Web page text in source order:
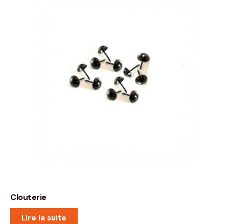
Clouterie
Lire la suite